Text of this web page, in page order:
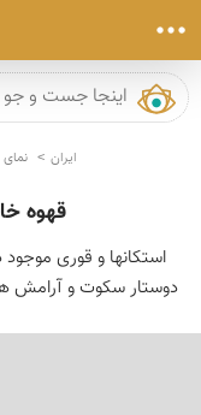
ایران نمای
قهوه
استکانها و قوری
دوستار سکوت و آرامش